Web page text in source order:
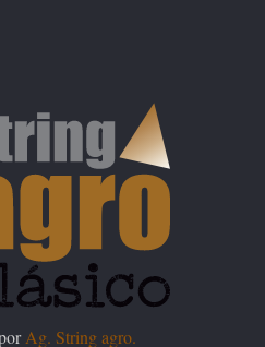
Ag. String agro.